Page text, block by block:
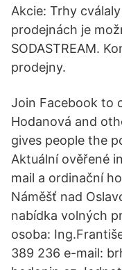
Akcie: Trhy
prodejnách je
SODASTREAM.
prodejny.
Join Facebook to
Hodanová and
gives people the
Aktuální ověřené
mail a ordinační
Náměšť nad
nabídka volných
osoba:
389 236 e-mail: